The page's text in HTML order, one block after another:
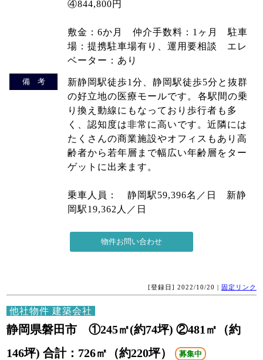
④844,800円
敷金：6か月 仲介手数料：1ヶ月 駐車
場：提携駐車場有り、運用要相談 エレ
ベーター：あり
備 考
新静岡駅徒歩1分、静岡駅徒歩5分と抜群
の好立地の医療モールです。 各駅間の乗
り換え動線にもなっており歩行者も多
く、認知度は非常に高いです。近隣には
たくさんの商業施設やオフィスもあり高
齢者から若年層まで幅広い年齢層をター
ゲットに出来ます。
乗車人員： 静岡駅59,396名／日 新静
岡駅19,362人／日
[登録日] 2022/10/20 | 固定リンク
他社物件 建築会社
静岡県磐田市 ①245㎡(約74坪) ②481㎡（約
146坪) 合計：726㎡（約220坪） 募集中